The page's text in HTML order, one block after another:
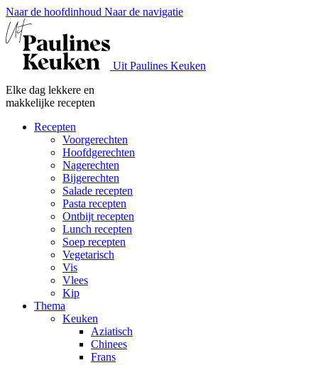
Naar de hoofdinhoud Naar de navigatie
Uit Paulines Keuken
Elke dag lekkere en
makkelijke recepten
Recepten
Voorgerechten
Hoofdgerechten
Nagerechten
Bijgerechten
Salade recepten
Pasta recepten
Ontbijt recepten
Lunch recepten
Soep recepten
Vegetarisch
Vis
Vlees
Kip
Thema
Keuken
Aziatisch
Chinees
Frans